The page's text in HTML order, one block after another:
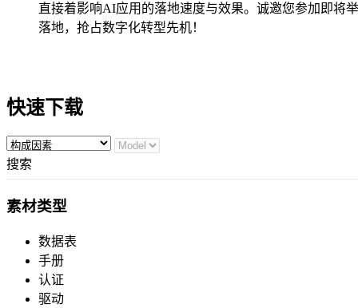
直接着影响AI应用的落地速度与效果。诚邀您参加即将
落地，抢占数字化转型先机！
快速下载
搜索
素材类型
数据表
手册
认证
驱动